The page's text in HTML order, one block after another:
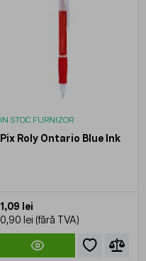
IN STOC FURNIZOR
Pix Roly Ontario Blue Ink
1,09 lei
0,90 lei